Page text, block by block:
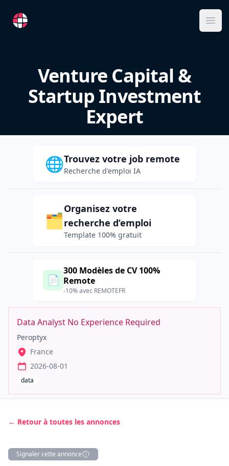
RemoteFR
Venture Capital &
Startup Investment
Expert
🌐Trouvez votre job remote
Recherche d'emploi IA
🗂️
Organisez votre
recherche d’emploi
Template 100% gratuit
📄
300 Modèles de CV 100%
Remote
-10% avec REMOTEFR
Data Analyst No Experience Required
Peroptyx
France
2026-08-01
data
← Retour à toutes les annonces
Signaler cette annonce